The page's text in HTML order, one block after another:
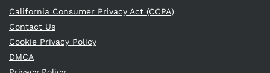
California Consumer Privacy Act (CCPA)
Contact Us
Cookie Privacy Policy
DMCA